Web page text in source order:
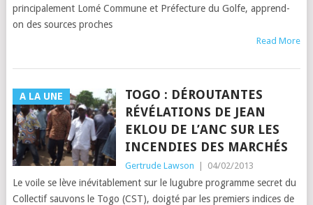
principalement Lomé Commune et Préfecture du Golfe, apprend-
on des sources proches
Read More
A LA UNE
TOGO : DÉROUTANTES
RÉVÉLATIONS DE JEAN
EKLOU DE L’ANC SUR LES
INCENDIES DES MARCHÉS
Gertrude Lawson 04/02/2013
Le voile se lève inévitablement sur le lugubre programme secret du
Collectif sauvons le Togo (CST), doigté par les premiers indices de